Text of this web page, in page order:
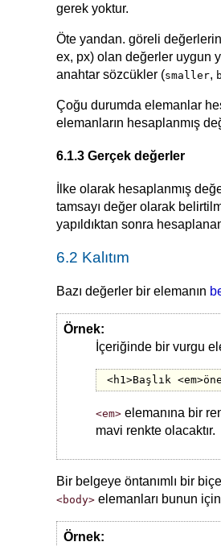
gerek yoktur.
Öte yandan. göreli
ex, px) olan değerler uygun
anahtar sözcükler (smaller,
Çoğu durumda elemanlar
elemanların hesaplanmış
6.1.3 Gerçek değerler
İlke olarak hesaplanmış
tamsayı değer olarak
yapıldıktan sonra
6.2 Kalıtım
Bazı değerler bir elemanın
Örnek:
İçeriğinde bir vurgu
<h1>Başlık
<em> elemanına bir
mavi renkte olacaktır.
Bir belgeye öntanımlı bir
<body> elemanları bunun
Örnek: